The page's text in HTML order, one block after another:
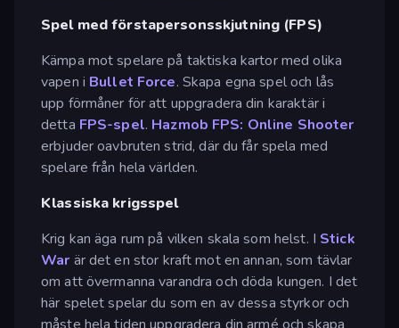
Spel med förstapersonsskjutning (FPS)
Kämpa mot spelare på taktiska kartor med olika
vapen i Bullet Force. Skapa egna spel och lås
upp förmåner för att uppgradera din karaktär i
detta FPS-spel. Hazmob FPS: Online Shooter
erbjuder oavbruten strid, där du får spela med
spelare från hela världen.
Klassiska krigsspel
Krig kan äga rum på vilken skala som helst. I Stick
War är det en stor kraft mot en annan, som tävlar
om att övermanna varandra och döda kungen. I det
här spelet spelar du som en av dessa styrkor och